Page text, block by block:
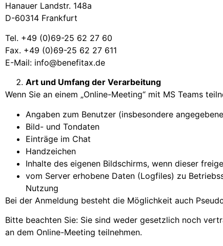
Hanauer Landstr. 148a
D-60314 Frankfurt
Tel. +49 (0)69-25 62 27 60
Fax. +49 (0)69-25 62 27 611
E-Mail: info@benefitax.de
Art und Umfang der Verarbeitung
Wenn Sie an einem „Online-Meeting“ mit MS Teams
Angaben zum Benutzer (insbesondere
Bild- und Tondaten
Einträge im Chat
Handzeichen
Inhalte des eigenen Bildschirms, wenn dieser
vom Server erhobene Daten (Logfiles) zu
Nutzung
Bei der Anmeldung besteht die Möglichkeit auch
Bitte beachten Sie: Sie sind weder gesetzlich noch
an dem Online-Meeting teilnehmen.